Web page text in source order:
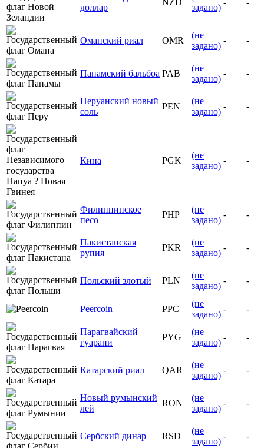
доллар
задано)
Оманский риал OMR
(не
задано)
- -
Панамский бальбоа PAB
(не
задано)
- -
Перуанский новый
соль
PEN
(не
задано)
- -
Кина PGK
(не
задано)
- -
Филиппинское
песо
PHP
(не
задано)
- -
Пакистанская
рупия
PKR
(не
задано)
- -
Польский злотый PLN
(не
задано)
- -
Peercoin PPC
(не
задано)
- -
Парагвайский
гуарани
PYG
(не
задано)
- -
Катарский риал QAR
(не
задано)
- -
Новый румынский
лей
RON
(не
задано)
- -
Сербский динар RSD
(не
задано)
- -